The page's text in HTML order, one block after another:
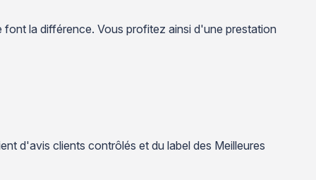
la différence. Vous profitez ainsi d'une prestation
d'avis clients contrôlés et du label des Meilleures